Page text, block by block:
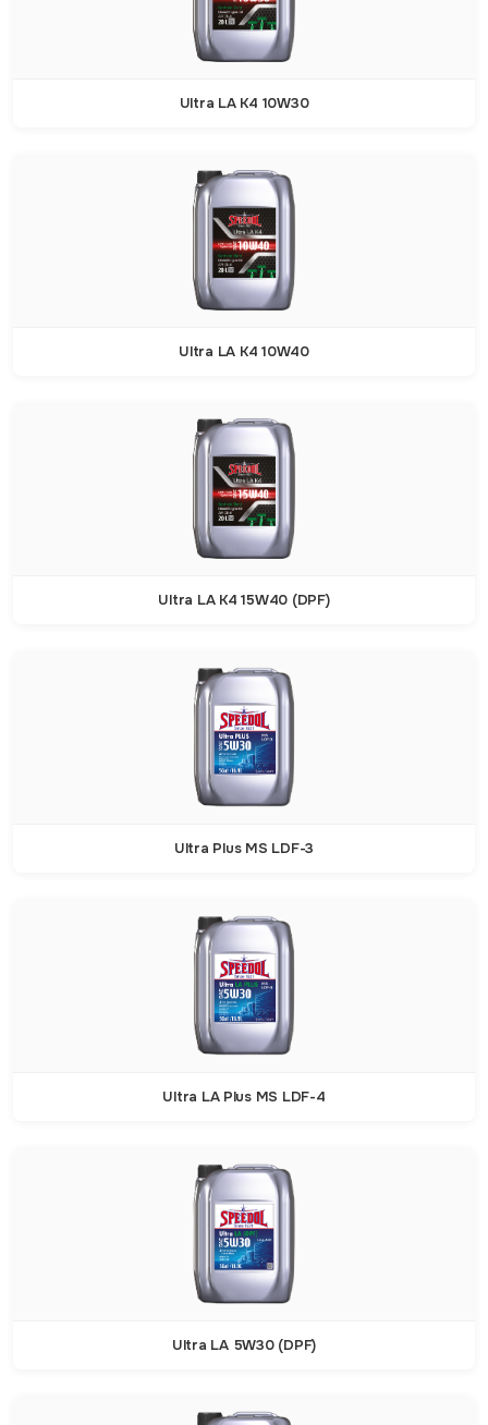
Ultra LA K4 10W30
Ultra LA K4 10W40
Ultra LA K4 15W40 (DPF)
Ultra Plus MS LDF-3
Ultra LA Plus MS LDF-4
Ultra LA 5W30 (DPF)